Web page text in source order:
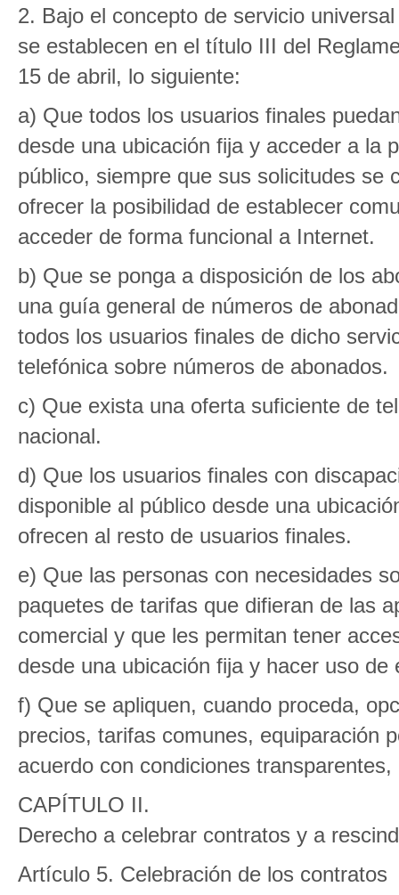
2. Bajo el concepto de servicio
se establecen en el título III del
15 de abril, lo siguiente:
a) Que todos los usuarios finales
desde una ubicación fija y acceder a la
público, siempre que sus solicitudes se
ofrecer la posibilidad de establecer
acceder de forma funcional a Internet.
b) Que se ponga a disposición de los
una guía general de números de
todos los usuarios finales de dicho
telefónica sobre números de abonados.
c) Que exista una oferta suficiente de
nacional.
d) Que los usuarios finales con
disponible al público desde una
ofrecen al resto de usuarios finales.
e) Que las personas con necesidades
paquetes de tarifas que difieran de las
comercial y que les permitan tener
desde una ubicación fija y hacer uso de
f) Que se apliquen, cuando proceda,
precios, tarifas comunes, equiparación
acuerdo con condiciones
CAPÍTULO II.
Derecho a celebrar contratos y a
Artículo 5. Celebración de los contratos